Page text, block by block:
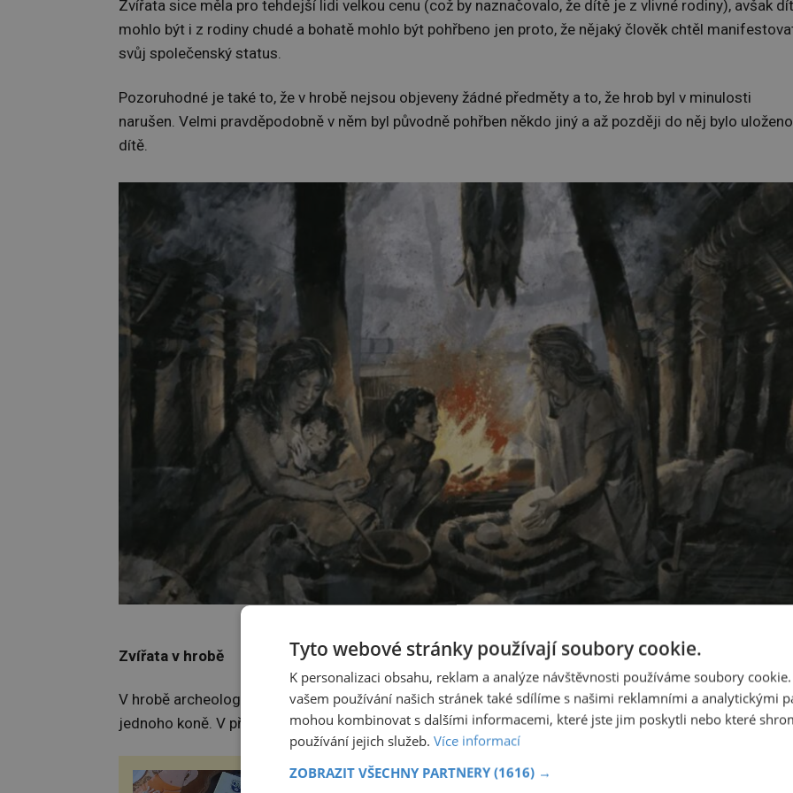
Zvířata sice měla pro tehdejší lidi velkou cenu (což by naznačovalo, že dítě je z vlivné rodiny), avšak
mohlo být i z rodiny chudé a bohatě mohlo být pohřbeno jen proto, že nějaký člověk chtěl
svůj společenský status.
Pozoruhodné je také to, že v hrobě nejsou objeveny žádné předměty a to, že hrob byl v minulosti
narušen. Velmi pravděpodobně v něm byl původně pohřben někdo jiný a až později do něj bylo uloženo
dítě.
Zvířata v hrobě
V hrobě archeologové kromě lidské kostry objevují i pozůstatky dvanácti koz, tří ovcí, jedné krávy a
jednoho koně. V případě koz se navíc jedná o nedospělé jedince.
ZÁBOŘSKÁ POUŤ 2025
Tyto webové stránky používají soubory cookie.
K personalizaci obsahu, reklam a analýze návštěvnosti používáme soubory
vašem používání našich stránek také sdílíme s našimi reklamními a analytickými
mohou kombinovat s dalšími informacemi, které jste jim poskytli nebo které
používání jejich služeb. Více informací
ZOBRAZIT VŠECHNY PARTNERY (1616) →